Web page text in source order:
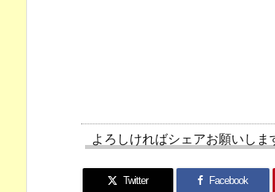
よろしければシェアお願いしま
Twitter Facebook